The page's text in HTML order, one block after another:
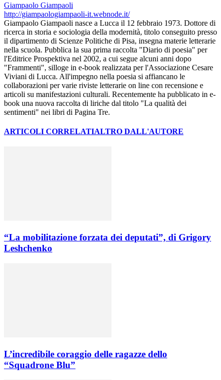
Giampaolo Giampaoli
http://giampaologiampaoli-it.webnode.it/
Giampaolo Giampaoli nasce a Lucca il 12 febbraio 1973. Dottore di
ricerca in storia e sociologia della modernità, titolo conseguito presso
il dipartimento di Scienze Politiche di Pisa, insegna materie letterarie
nella scuola. Pubblica la sua prima raccolta "Diario di poesia" per
l'Editrice Prospektiva nel 2002, a cui segue alcuni anni dopo
"Frammenti", silloge in e-book realizzata per l'Associazione Cesare
Viviani di Lucca. All'impegno nella poesia si affiancano le
collaborazioni per varie riviste letterarie on line con recensione e
articoli su manifestazioni culturali. Recentemente ha pubblicato in e-
book una nuova raccolta di liriche dal titolo "La qualità dei
sentimenti" nei libri di Pagina Tre.
ARTICOLI CORRELATIALTRO DALL'AUTORE
“La mobilitazione forzata dei deputati”, di Grigory
Leshchenko
L’incredibile coraggio delle ragazze dello
“Squadrone Blu”